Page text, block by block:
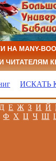
MANY-
ЧИТАТЕЛЯМ
ИСКАТЬ
Д Е Ж З И Й
Ф Х Ц Ч Ш